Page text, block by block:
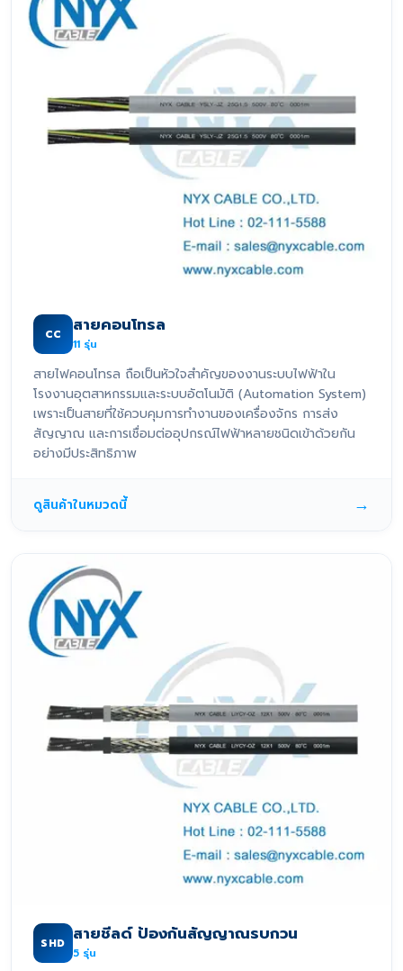
CC สายคอนโทรล
11 รุ่น
สายไฟคอนโทรล ถือเป็นหัวใจสำคัญของงานระบบไฟฟ้าใน
โรงงานอุตสาหกรรมและระบบอัตโนมัติ (Automation System)
เพราะเป็นสายที่ใช้ควบคุมการทำงานของเครื่องจักร การส่ง
สัญญาณ และการเชื่อมต่ออุปกรณ์ไฟฟ้าหลายชนิดเข้าด้วยกัน
อย่างมีประสิทธิภาพ
ดูสินค้าในหมวดนี้ →
SHD สายชีลด์ ป้องกันสัญญาณรบกวน
5 รุ่น